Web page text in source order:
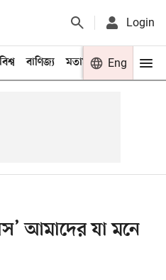
Login
বাণিজ্য মতামত খেলা
Eng
আমাদের যা মনে